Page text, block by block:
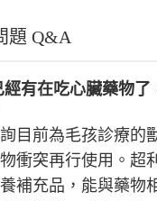
題 Q&A
經有在吃心臟藥物了
目前為毛孩診療的
衝突再行使用。超
補充品，能與藥物